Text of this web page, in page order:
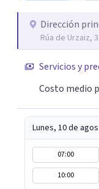
Dirección
Rúa de Urzaiz,
Servicios y
Costo medio
Lunes, 10 de
07:00
10:00